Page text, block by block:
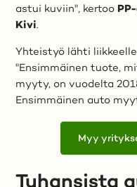
astui kuviin", kertoo
Kivi.
Yhteistyö lähti
"Ensimmäinen tuote,
myyty, on vuodelta
Ensimmäinen auto
Myy
Tuhansista